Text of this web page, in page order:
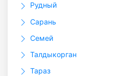
Рудный
Сарань
Семей
Талдыкорган
Тараз